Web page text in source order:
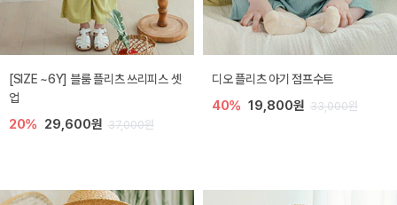
[SIZE ~6Y] 블룸 플리츠 쓰리피스 셋
업
20% 29,600원 37,000원
디오 플리츠 아기 점프수트
40% 19,800원 33,000원